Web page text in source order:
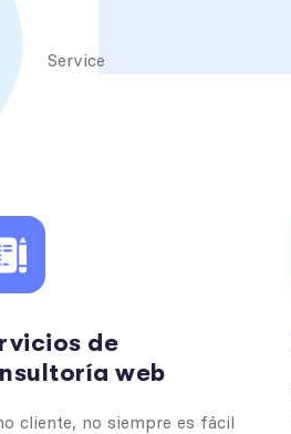
de
web
cliente, no siempre es fácil